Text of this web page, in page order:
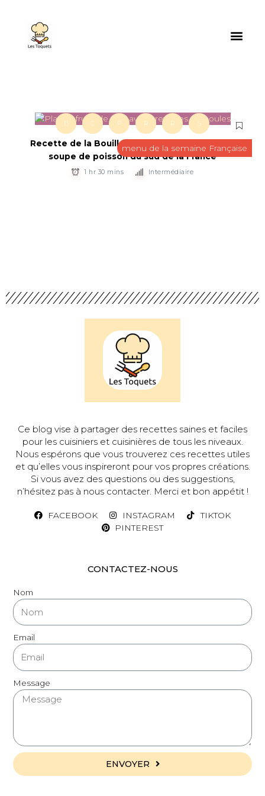
menu de la semaine Française
B C P R R S
Recette de la Bouillabaisse Marseillaise – Une
soupe de poisson du sud de la France
1 hr 30 mins Intermédiaire
Ce blog vise à partager des recettes saines et faciles
pour les cuisiniers et cuisinières de tous les niveaux.
Nous espérons que vous trouverez ces recettes utiles
et qu’elles vous inspireront pour vos propres créations.
Si vous avez des questions ou des suggestions,
n’hésitez pas à nous contacter. Merci et bon appétit !
FACEBOOK INSTAGRAM
TIKTOK
PINTEREST
CONTACTEZ-NOUS
Nom
Email
Message
ENVOYER